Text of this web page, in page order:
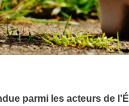
parmi les acteurs de